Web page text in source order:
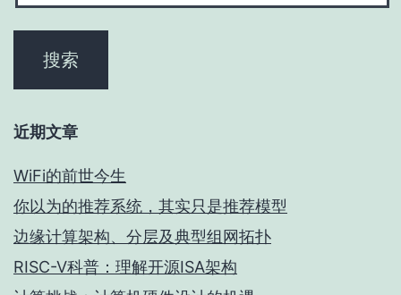
近期文章
WiFi的前世今生
你以为的推荐系统，其实只是推荐模型
边缘计算架构、分层及典型组网拓扑
RISC-V科普：理解开源ISA架构